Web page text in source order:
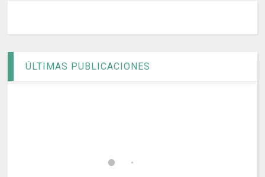
ÚLTIMAS PUBLICACIONES